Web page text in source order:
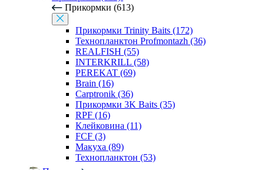
Прикормки (613)
Прикормки Trinity Baits (172)
Технопланктон Profmontazh (36)
REALFISH (55)
INTERKRILL (58)
PEREKAT (69)
Brain (16)
Carptronik (36)
Прикормки 3K Baits (35)
RPF (16)
Клейковина (11)
FCF (3)
Макуха (89)
Технопланктон (53)